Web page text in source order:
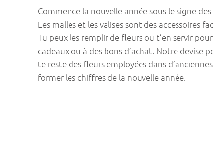
Commence la nouvelle année sous le signe
Les malles et les valises sont des accessoires
Tu peux les remplir de fleurs ou t’en servir
cadeaux ou à des bons d’achat. Notre devise
te reste des fleurs employées dans
former les chiffres de la nouvelle année.